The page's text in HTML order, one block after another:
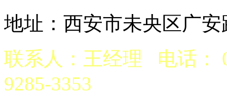
地址：西安市未央区广安
联系人：王经理 电话：
9285-3353